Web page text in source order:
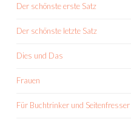
Der schönste erste Satz
Der schönste letzte Satz
Dies und Das
Frauen
Für Buchtrinker und Seitenfresser